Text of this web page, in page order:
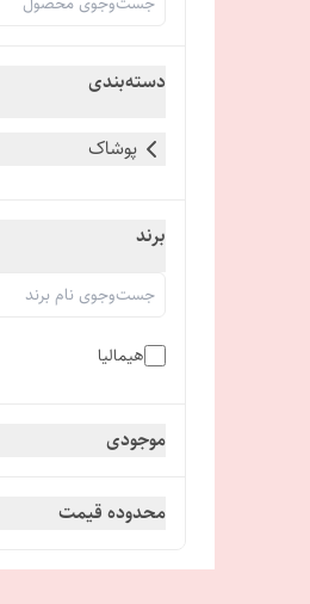
دسته‌بندی
پوشاک
برند
هیمالیا
موجودی
محدوده قیمت